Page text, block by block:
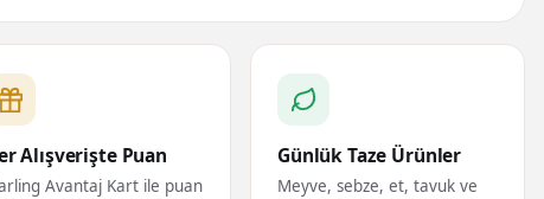
Alışverişte Puan
Avantaj Kart ile puan
Günlük Taze Ürünler
Meyve, sebze, et, tavuk ve